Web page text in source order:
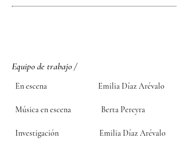
Equipo de trabajo /
En escena Emilia Díaz Arévalo
Música en escena Berta Pereyra
Investigación Emilia Díaz Arévalo